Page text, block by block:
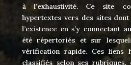
à l’exhaustivité. Ce site
hypertextes vers des sites
l’existence en s’y connectant
été répertoriés et sur
vérification rapide. Ces liens
classifiés selon ses